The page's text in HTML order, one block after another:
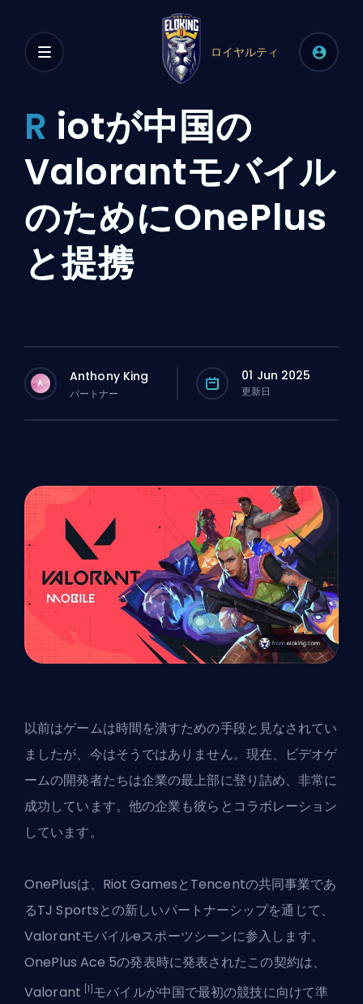
ロイヤルティ
R iotが中国の
Valorantモバイル
のためにOnePlus
と提携
A Anthony King
パートナー
01 Jun 2025
更新日
以前はゲームは時間を潰すための手段と見なされてい
ましたが、今はそうではありません。現在、ビデオゲ
ームの開発者たちは企業の最上部に登り詰め、非常に
成功しています。他の企業も彼らとコラボレーション
しています。
OnePlusは、Riot GamesとTencentの共同事業であ
るTJ Sportsとの新しいパートナーシップを通じて、
Valorantモバイルeスポーツシーンに参入します。
OnePlus Ace 5の発表時に発表されたこの契約は、
Valorant [1] モバイルが中国で最初の競技に向けて準